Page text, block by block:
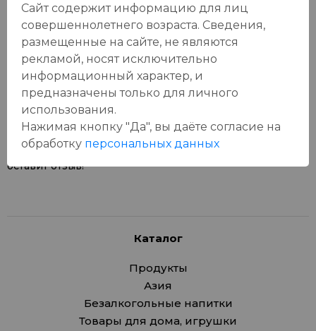
Отзывы:
Оставить отзыв
У данного товара еще нет отзывов, будьте первым, кто
оставит отзыв!
Каталог
Продукты
Азия
Безалкогольные напитки
Товары для дома, игрушки
Сайт содержит информацию для лиц
совершеннолетнего возраста. Сведения,
размещенные на сайте, не являются
рекламой, носят исключительно
информационный характер, и
предназначены только для личного
использования.
Нажимая кнопку "Да", вы даёте cогласие на
обработку персональных данных